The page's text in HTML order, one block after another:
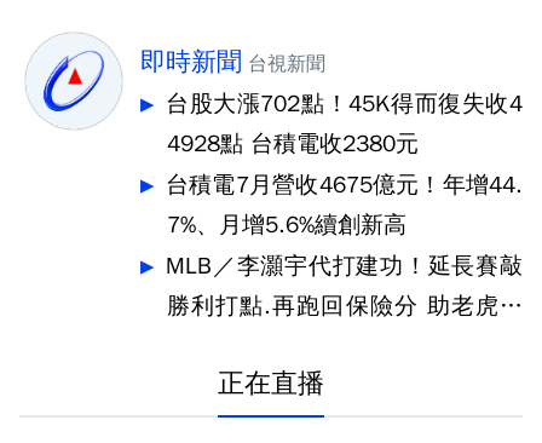
即時新聞 台視新聞
台股大漲702點！45K得而復失收4
4928點 台積電收2380元
台積電7月營收4675億元！年增44.
7%、月增5.6%續創新高
MLB／李灝宇代打建功！延長賽敲
勝利打點.再跑回保險分 助老虎奪
正在直播